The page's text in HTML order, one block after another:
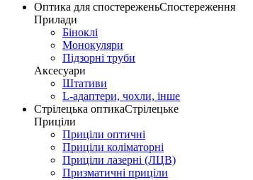
Оптика для спостереженьСпостереження
Прилади
Біноклі
Монокуляри
Підзорні труби
Аксесуари
Штативи
L-адаптери, чохли, інше
Стрілецька оптикаСтрілецьке
Приціли
Приціли оптичні
Приціли коліматорні
Приціли лазерні (ЛЦВ)
Призматичні приціли